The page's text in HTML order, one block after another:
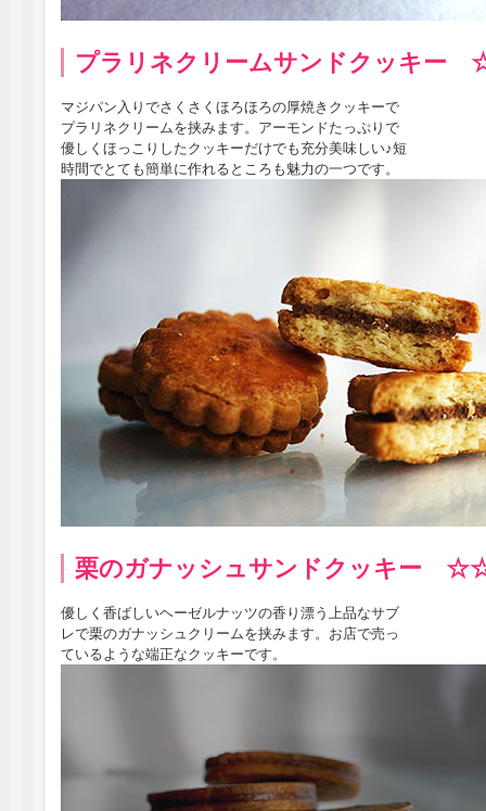
プラリネクリームサンドクッキ
マジパン入りでさくさくほろほろの厚焼きクッキーで
プラリネクリームを挟みます。アーモンドたっぷりで
優しくほっこりしたクッキーだけでも充分美味しい♪短
時間でとても簡単に作れるところも魅力の一つです。
栗のガナッシュサンドクッキー
優しく香ばしいヘーゼルナッツの香り漂う上品なサブ
レで栗のガナッシュクリームを挟みます。お店で売っ
ているような端正なクッキーです。